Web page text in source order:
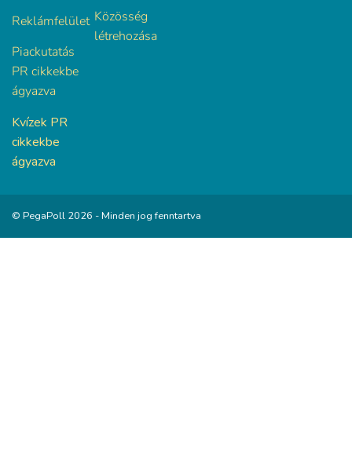
Reklámfelület
Piackutatás
PR cikkekbe
ágyazva
Kvízek PR
cikkekbe
ágyazva
Közösség
létrehozása
© PegaPoll 2026 - Minden jog fenntartva